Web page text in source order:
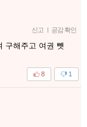
신고 | 공감 확인
구해주고 여권 뺏
1
8